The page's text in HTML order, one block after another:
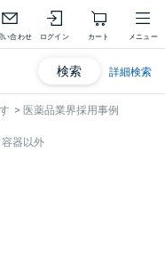
い合わせ ログイン カート メニュー
検索 詳細検索
> 医薬品業界採用事例
容器以外